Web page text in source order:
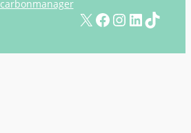
carbonmanager
X Facebook InstagramLinkedIn TikTok